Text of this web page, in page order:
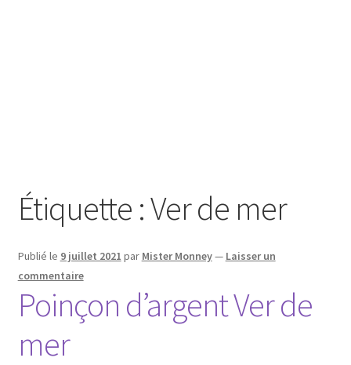
Étiquette :Ver de mer
Publié le 9 juillet 2021 par Mister Monney— Laisser un
commentaire
Poinçon d’argent Ver de
mer